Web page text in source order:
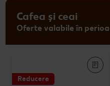
Cafea și ceai
Oferte valabile în
Reducere